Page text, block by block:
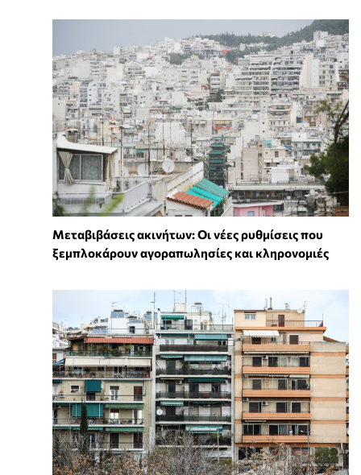
Μεταβιβάσεις ακινήτων: Οι νέες ρυθμίσεις που
ξεμπλοκάρουν αγοραπωλησίες και κληρονομιές